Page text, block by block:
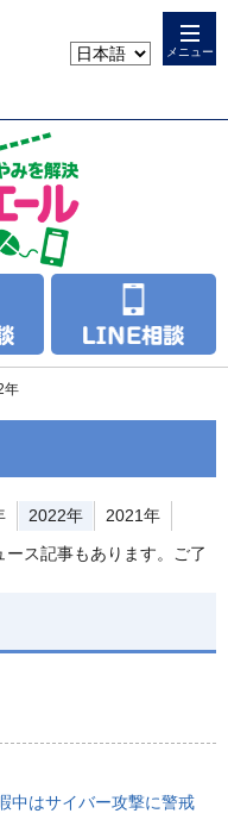
メニュー
年
2022年
2021年
ス記事もあります。ご了
中はサイバー攻撃に警戒